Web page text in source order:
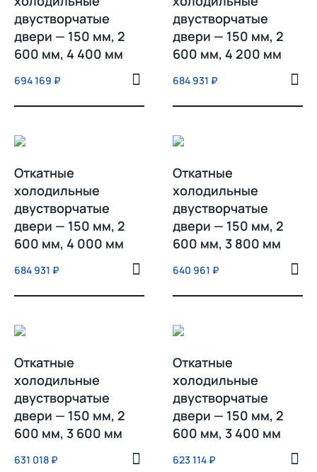
двустворчатые
двери — 150 мм, 2
600 мм, 4 400 мм
694 169 ₽
двустворчатые
двери — 150 мм, 2
600 мм, 4 200 мм
684 931 ₽
Откатные
холодильные
двустворчатые
двери — 150 мм, 2
600 мм, 4 000 мм
684 931 ₽
Откатные
холодильные
двустворчатые
двери — 150 мм, 2
600 мм, 3 800 мм
640 961 ₽
Откатные
холодильные
двустворчатые
двери — 150 мм, 2
600 мм, 3 600 мм
631 018 ₽
Откатные
холодильные
двустворчатые
двери — 150 мм, 2
600 мм, 3 400 мм
623 114 ₽